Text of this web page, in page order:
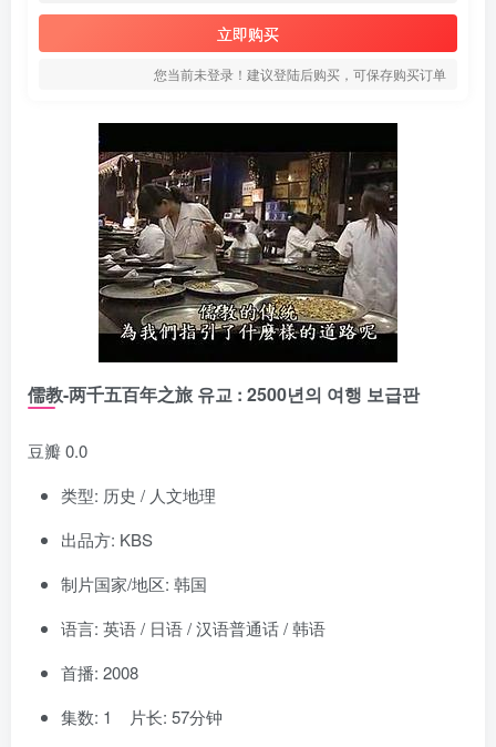
立即购买
您当前未登录！建议登陆后购买，可保存购买订单
儒教-两千五百年之旅 유교 : 2500년의 여행 보급판
豆瓣 0.0
类型: 历史 / 人文地理
出品方: KBS
制片国家/地区: 韩国
语言: 英语 / 日语 / 汉语普通话 / 韩语
首播: 2008
集数: 1 片长: 57分钟